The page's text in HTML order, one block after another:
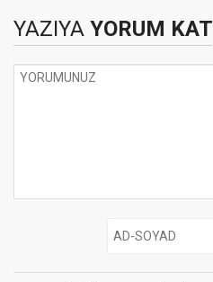
YAZIYA YORUM KAT